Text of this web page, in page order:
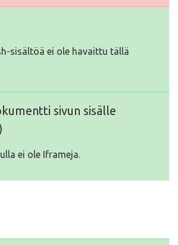
sisältöä ei ole havaittu tällä
sivun sisälle
ei ole Iframeja.